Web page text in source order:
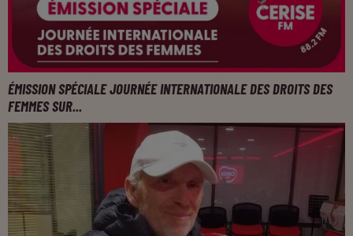
ÉMISSION SPÉCIALE JOURNÉE INTERNATIONALE DES DROITS DES
FEMMES SUR...